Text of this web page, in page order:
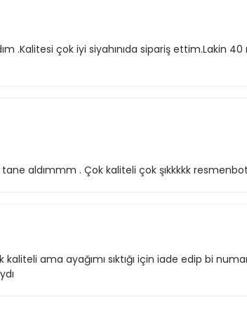
.Kalitesi çok iyi siyahınıda sipariş ettim.Lakin
aldımmm . Çok kaliteli çok şıkkkkk
ama ayağımı sıktığı için iade edip bi